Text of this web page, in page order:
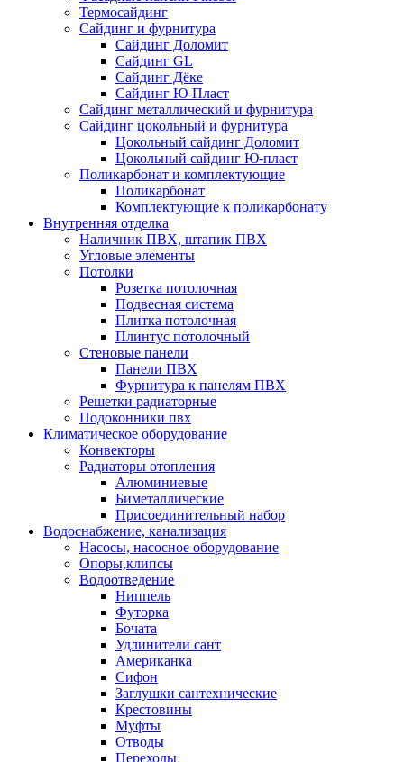
Термосайдинг
Сайдинг и фурнитура
Сайдинг Доломит
Сайдинг GL
Сайдинг Дёке
Сайдинг Ю-Пласт
Сайдинг металлический и фурнитура
Сайдинг цокольный и фурнитура
Цокольный сайдинг Доломит
Цокольный сайдинг Ю-пласт
Поликарбонат и комплектующие
Поликарбонат
Комплектующие к поликарбонату
Внутренняя отделка
Наличник ПВХ, штапик ПВХ
Угловые элементы
Потолки
Розетка потолочная
Подвесная система
Плитка потолочная
Плинтус потолочный
Стеновые панели
Панели ПВХ
Фурнитура к панелям ПВХ
Решетки радиаторные
Подоконники пвх
Климатическое оборудование
Конвекторы
Радиаторы отопления
Алюминиевые
Биметаллические
Присоединительный набор
Водоснабжение, канализация
Насосы, насосное оборудование
Опоры,клипсы
Водоотведение
Ниппель
Футорка
Бочата
Удлинители сант
Американка
Сифон
Заглушки сантехнические
Крестовины
Муфты
Отводы
Переходы